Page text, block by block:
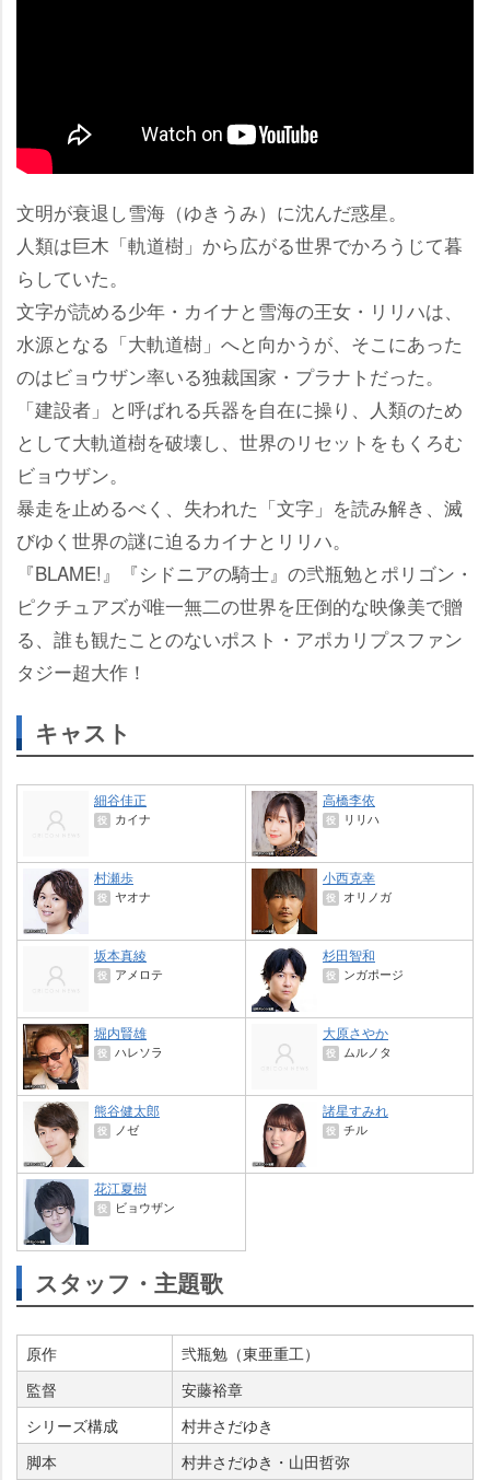
文明が衰退し雪海（ゆきうみ）に沈んだ惑星。
人類は巨木「軌道樹」から広がる世界でかろうじて暮
らしていた。
文字が読める少年・カイナと雪海の王女・リリハは、
水源となる「大軌道樹」へと向かうが、そこにあった
のはビョウザン率いる独裁国家・プラナトだった。
「建設者」と呼ばれる兵器を自在に操り、人類のため
として大軌道樹を破壊し、世界のリセットをもくろむ
ビョウザン。
暴走を止めるべく、失われた「文字」を読み解き、滅
びゆく世界の謎に迫るカイナとリリハ。
『BLAME!』『シドニアの騎士』の弐瓶勉とポリゴン・
ピクチュアズが唯一無二の世界を圧倒的な映像美で贈
る、誰も観たことのないポスト・アポカリプスファン
タジー超大作！
キャスト
細谷佳正
役 カイナ
高橋李依
役 リリハ
村瀬歩
役 ヤオナ
小西克幸
役 オリノガ
坂本真綾
役 アメロテ
杉田智和
役 ンガポージ
堀内賢雄
役 ハレソラ
大原さやか
役 ムルノタ
熊谷健太郎
役 ノゼ
諸星すみれ
役 チル
花江夏樹
役 ビョウザン
スタッフ・主題歌
原作
弐瓶勉（東亜重工）
監督
安藤裕章
シリーズ構成
村井さだゆき
脚本
村井さだゆき・山田哲弥